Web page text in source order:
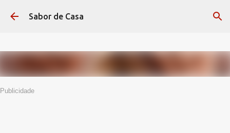
Avançar para o conteúdo principal
Sabor de Casa
Publicidade